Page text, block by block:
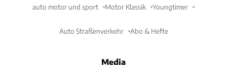
auto motor und sport Motor Klassik Youngtimer
Auto Straßenverkehr Abo & Hefte
Media